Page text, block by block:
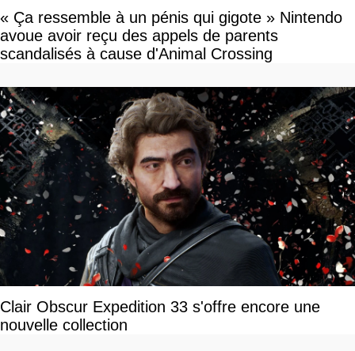
« Ça ressemble à un pénis qui gigote » Nintendo
avoue avoir reçu des appels de parents
scandalisés à cause d'Animal Crossing
Clair Obscur Expedition 33 s'offre encore une
nouvelle collection